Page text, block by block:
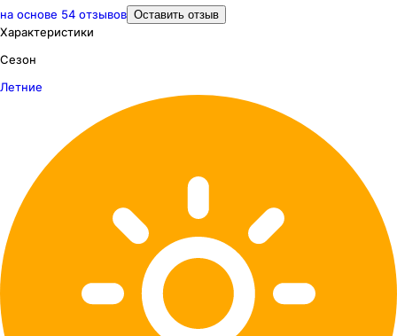
на основе 54 отзывов Оставить отзыв
Характеристики
Сезон
Летние